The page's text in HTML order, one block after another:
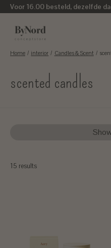
Voor 16.00 besteld, dezelfde
Home / interior / Candles & Scent /
scented candles
15 results